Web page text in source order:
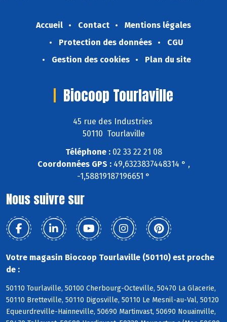
Accueil Contact
Mentions légales
Protection des données
CGU
Gestion des cookies
Plan du site
Biocoop Tourlaville
45 rue des Industries
50110 Tourlaville
Téléphone :02 33 22 21 08
Coordonnées GPS :49,6323837448314 ° ,
-1,58819187196651 °
Nous suivre sur
Votre magasin Biocoop Tourlaville (50110) est proche
de :
50110 Tourlaville, 50100 Cherbourg-Octeville, 50470 La Glacerie,
50110 Bretteville, 50110 Digosville, 50110 Le Mesnil-au-Val, 50120
Equeurdreville-Hainneville, 50690 Martinvast, 50690 Nouainville,